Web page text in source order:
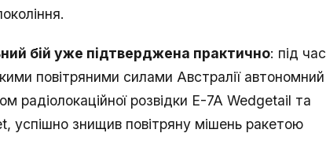
бій уже підтверджена практично: під час
повітряними силами Австралії автономний
радіолокаційної розвідки E-7A Wedgetail та
успішно знищив повітряну мішень ракетою